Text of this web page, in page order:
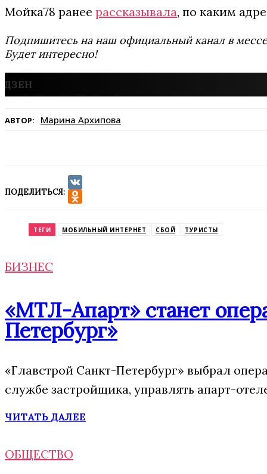
Мойка78 ранее рассказывала, по каким
Подпишитесь на наш официальный канал в
Будет интересно!
АВТОР: Марина Архипова
ПОДЕЛИТЬСЯ:
VK
ТЕГИ МОБИЛЬНЫЙ ИНТЕРНЕТ СБОЙ ТУРИСТЫ
БИЗНЕС
«МТЛ-Апарт» станет
Петербург»
«Главстрой Санкт-Петербург» выбрал
службе застройщика, управлять апарт-
ЧИТАТЬ ДАЛЕЕ
ОБЩЕСТВО